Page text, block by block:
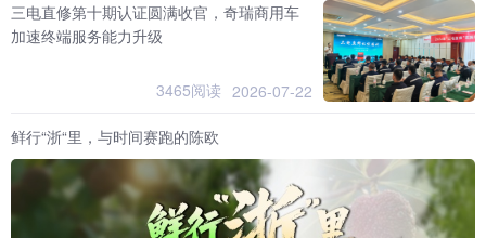
三电直修第十期认证圆满收官，奇瑞商用车
加速终端服务能力升级
3465阅读 2026-07-22
鲜行“浙“里，与时间赛跑的陈欧